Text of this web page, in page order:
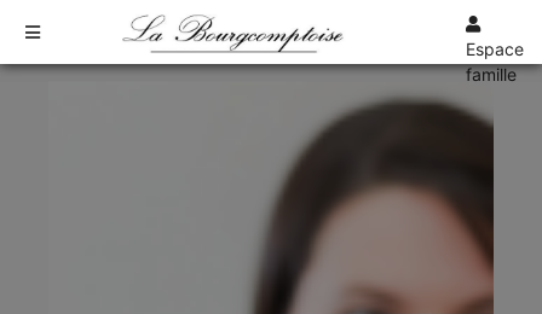
Espace
famille